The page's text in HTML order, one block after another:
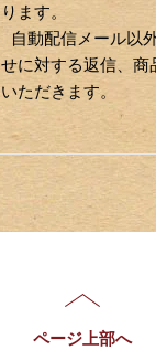
ます。
自動配信メール以
に対する返信、
ただきます。
ページ上部へ